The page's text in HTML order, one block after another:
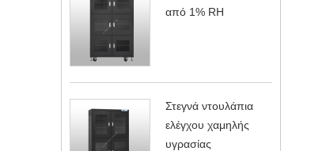
από 1% RH
Στεγνά ντουλάπια
ελέγχου χαμηλής
υγρασίας